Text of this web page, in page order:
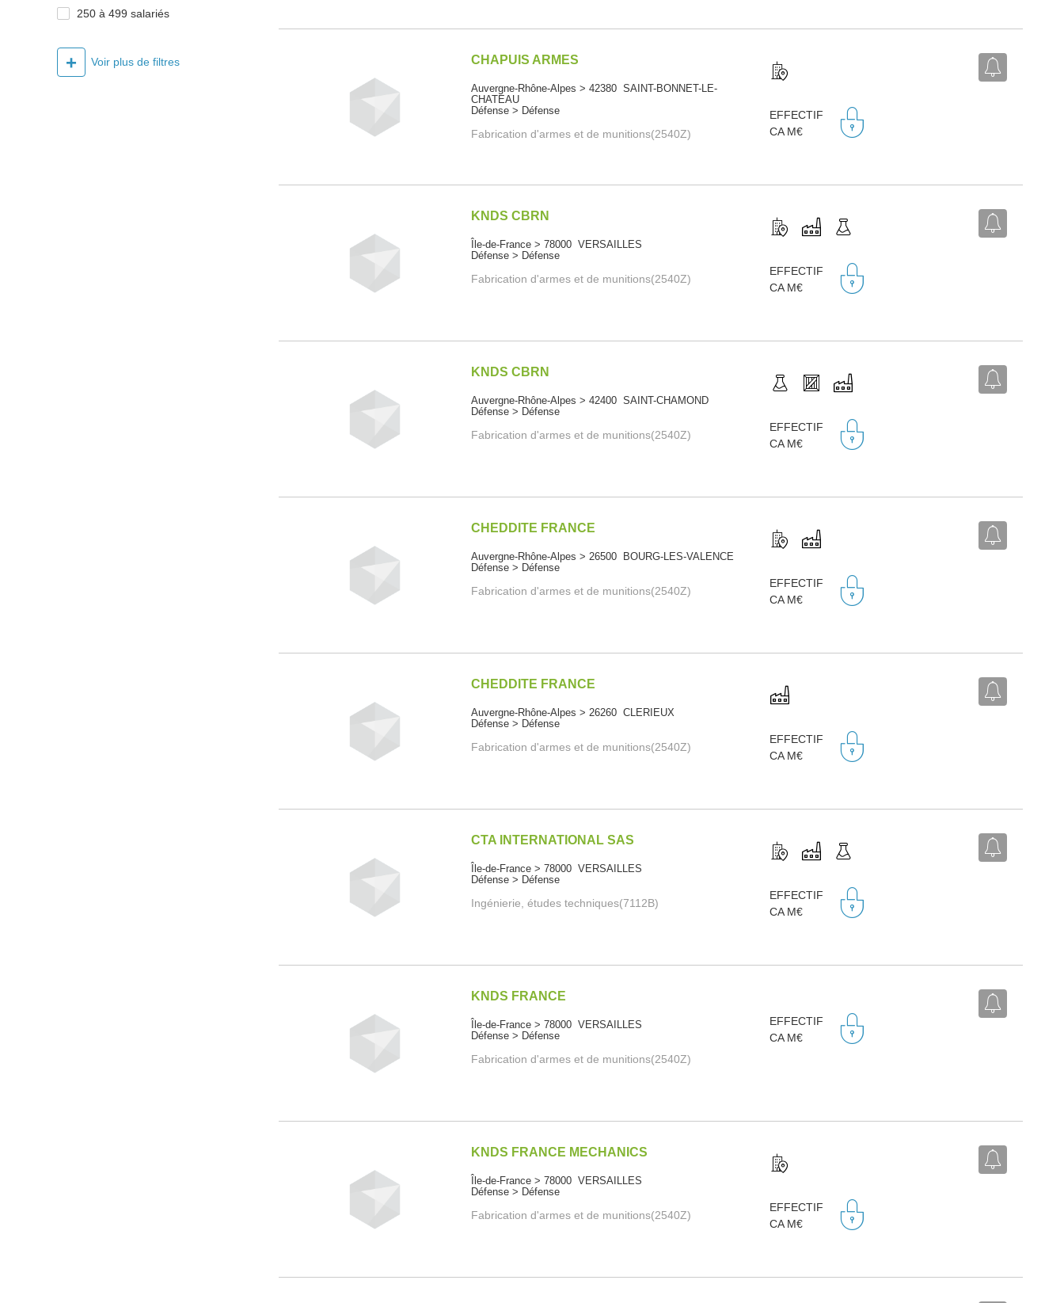
250 à 499 salariés
+ Voir plus de filtres CHAPUIS ARMES
Auvergne-Rhône-Alpes > 42380 SAINT-BONNET-LE-
CHATEAU
Défense > Défense
Fabrication d'armes et de munitions(2540Z)
EFFECTIF
CA M€
KNDS CBRN
Île-de-France > 78000 VERSAILLES
Défense > Défense
Fabrication d'armes et de munitions(2540Z)
EFFECTIF
CA M€
KNDS CBRN
Auvergne-Rhône-Alpes > 42400 SAINT-CHAMOND
Défense > Défense
Fabrication d'armes et de munitions(2540Z)
EFFECTIF
CA M€
CHEDDITE FRANCE
Auvergne-Rhône-Alpes > 26500 BOURG-LES-VALENCE
Défense > Défense
Fabrication d'armes et de munitions(2540Z)
EFFECTIF
CA M€
CHEDDITE FRANCE
Auvergne-Rhône-Alpes > 26260 CLERIEUX
Défense > Défense
Fabrication d'armes et de munitions(2540Z)
EFFECTIF
CA M€
CTA INTERNATIONAL SAS
Île-de-France > 78000 VERSAILLES
Défense > Défense
Ingénierie, études techniques(7112B)
EFFECTIF
CA M€
KNDS FRANCE
Île-de-France > 78000 VERSAILLES
Défense > Défense
Fabrication d'armes et de munitions(2540Z)
EFFECTIF
CA M€
KNDS FRANCE MECHANICS
Île-de-France > 78000 VERSAILLES
Défense > Défense
Fabrication d'armes et de munitions(2540Z)
EFFECTIF
CA M€